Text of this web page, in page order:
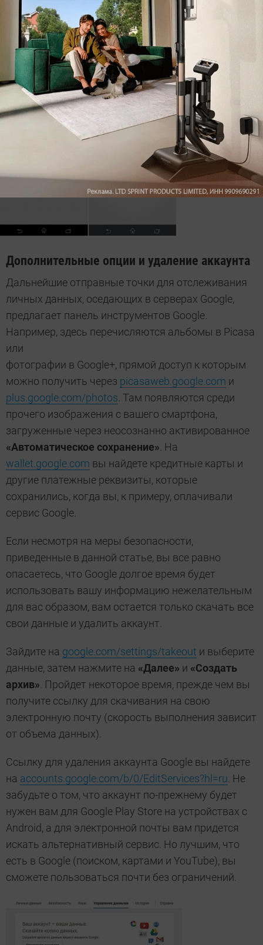
«Резервное копирование».Поскольку в данный
момент Google уже известна эта информация,
измените пароль для беспроводных сетей и другие
пароли, сохраненные в смартфоне.
Дополнительные опции и удаление аккаунта
Дальнейшие отправные точки для отслеживания
личных данных, оседающих в серверах Google,
предлагает панель инструментов Google.
Например, здесь перечисляются альбомы в Picasa
или
фотографии в Google+, прямой доступ к которым
можно получить через picasaweb.google.com и
plus.google.com/photos. Там появляются среди
прочего изображения с вашего смартфона,
загруженные через неосознанно активированное
«Автоматическое сохранение». На
wallet.google.com вы найдете кредитные карты и
другие платежные реквизиты, которые
сохранились, когда вы, к примеру, оплачивали
сервис Google.
Если несмотря на меры безопасности,
приведенные в данной статье, вы все равно
опасаетесь, что Google долгое время будет
использовать вашу информацию нежелательным
для вас образом, вам остается только скачать все
свои данные и удалить аккаунт.
Зайдите на google.com/settings/takeout и выберите
данные, затем нажмите на «Далее» и «Создать
архив». Пройдет некоторое время, прежде чем вы
получите ссылку для скачивания на свою
электронную почту (скорость выполнения зависит
от объема данных).
Ссылку для удаления аккаунта Google вы найдете
на accounts.google.com/b/0/EditServices?hl=ru. Не
забудьте о том, что аккаунт по-прежнему будет
нужен вам для Google Play Store на устройствах с
Android, а для электронной почты вам придется
искать альтернативный сервис. Но лучшим, что
есть в Google (поиском, картами и YouTube), вы
сможете пользоваться почти без ограничений.